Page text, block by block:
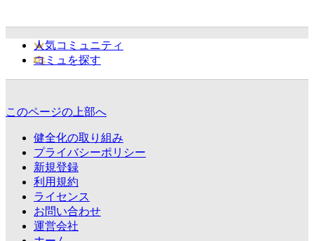
人気コミュニティ
コミュを探す
このページの上部へ
健全化の取り組み
プライバシーポリシー
新規登録
利用規約
ライセンス
お問い合わせ
運営会社